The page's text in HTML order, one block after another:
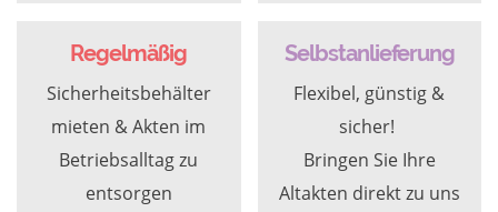
Regelmäßig
Sicherheitsbehälter
mieten & Akten im
Betriebsalltag zu
entsorgen
Selbstanlieferung
Flexibel, günstig &
sicher!
Bringen Sie Ihre
Altakten direkt zu uns